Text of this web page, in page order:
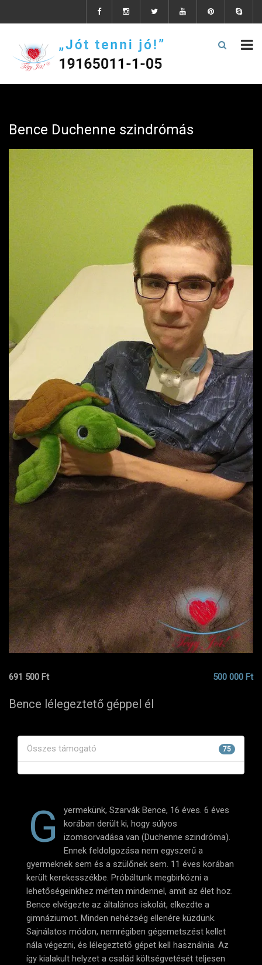
Bence Duchenne szindrómás
691 500 Ft 500 000 Ft
Bence lélegeztető géppel él
Összes támogató 75
G
yermekünk, Szarvák Bence, 16 éves. 6 éves
korában derült ki, hogy súlyos
izomsorvadása van (Duchenne szindróma).
Ennek feldolgozása nem egyszerű a
gyermeknek sem és a szülőnek sem. 11 éves korában
került kerekesszékbe. Próbáltunk megbirkózni a
lehetőségeinkhez mérten mindennel, amit az élet hoz.
Bence elvégezte az általános iskolát, elkezdte a
gimnáziumot. Minden nehézség ellenére küzdünk.
Sajnálatos módon, nemrégiben gégemetszést kellet
nála végezni, és lélegeztető gépet kell használnia. Az
így kialakult helyzet a család költségvetését teljesen